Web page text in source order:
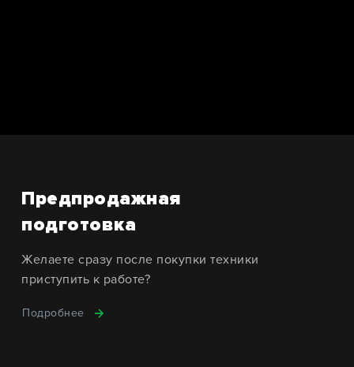
Предпродажная
подготовка
Желаете сразу после покупки техники
приступить к работе?
Подробнее